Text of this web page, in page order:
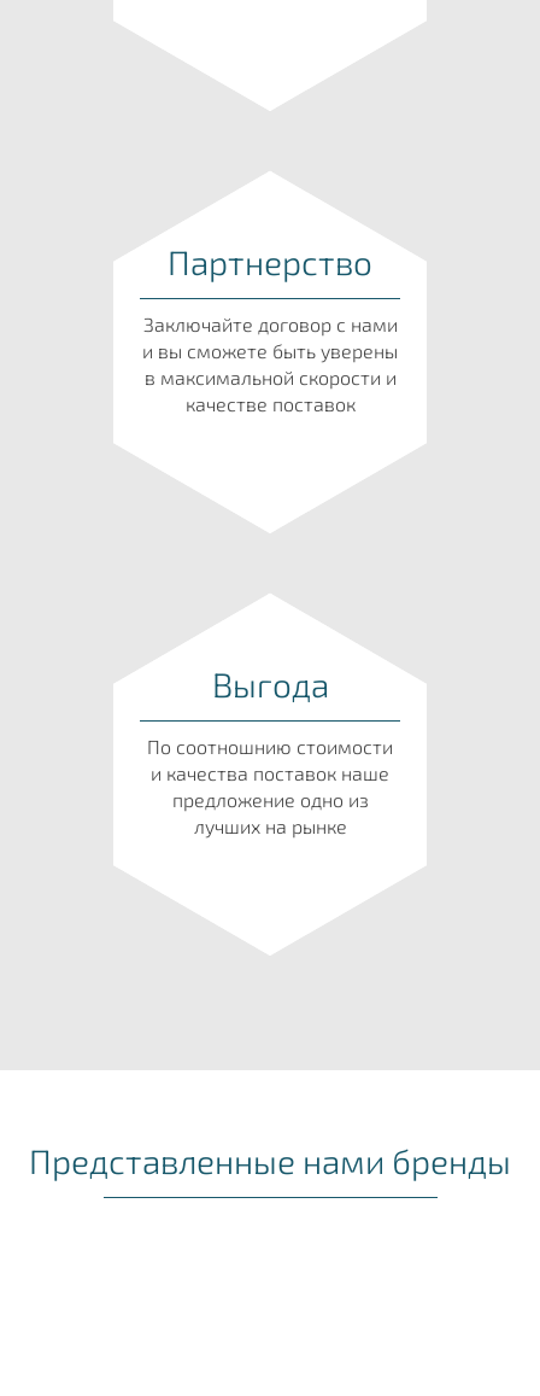
Партнерство
Заключайте договор с нами
и вы сможете быть уверены
в максимальной скорости и
качестве поставок
Выгода
По соотношнию стоимости
и качества поставок наше
предложение одно из
лучших на рынке
Представленные нами бренды